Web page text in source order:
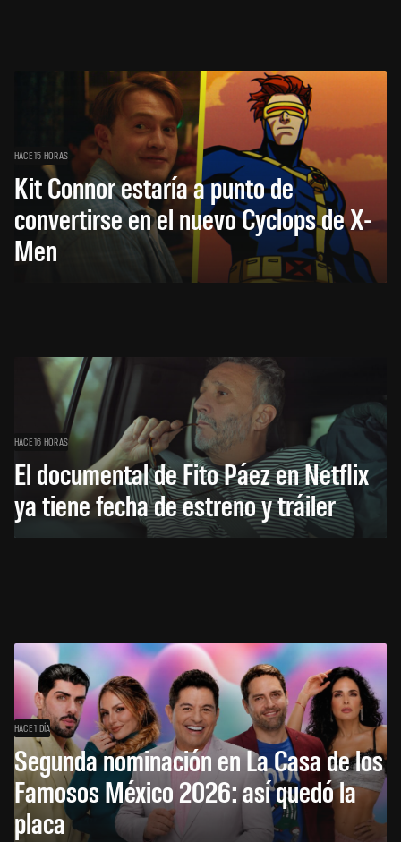
HACE 15 HORAS
Kit Connor estaría a punto de
convertirse en el nuevo Cyclops de X-
Men
HACE 16 HORAS
El documental de Fito Páez en Netflix
ya tiene fecha de estreno y tráiler
HACE 1 DÍA
Segunda nominación en La Casa de los
Famosos México 2026: así quedó la
placa